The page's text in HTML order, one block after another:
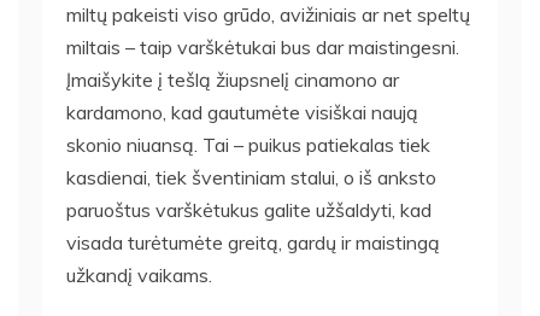
miltų pakeisti viso grūdo, avižiniais ar net speltų
miltais – taip varškėtukai bus dar maistingesni.
Įmaišykite į tešlą žiupsnelį cinamono ar
kardamono, kad gautumėte visiškai naują
skonio niuansą. Tai – puikus patiekalas tiek
kasdienai, tiek šventiniam stalui, o iš anksto
paruoštus varškėtukus galite užšaldyti, kad
visada turėtumėte greitą, gardų ir maistingą
užkandį vaikams.